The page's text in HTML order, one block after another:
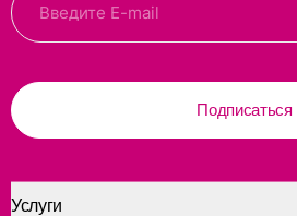
Подписаться
Услуги